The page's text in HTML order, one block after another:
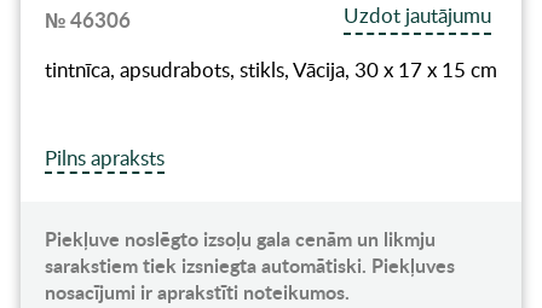
№ 46306
Uzdot jautājumu
tintnīca, apsudrabots, stikls, Vācija, 30 x 17 x 15 cm
Pilns apraksts
Piekļuve noslēgto izsoļu gala cenām un likmju
sarakstiem tiek izsniegta automātiski. Piekļuves
nosacījumi ir aprakstīti noteikumos.